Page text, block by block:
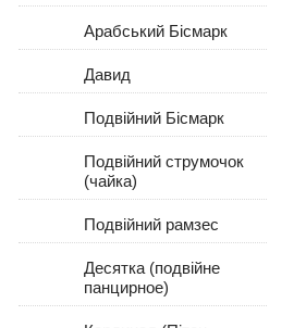
Арабський Бісмарк
Давид
Подвійний Бісмарк
Подвійний струмочок
(чайка)
Подвійний рамзес
Десятка (подвійне
панцирное)